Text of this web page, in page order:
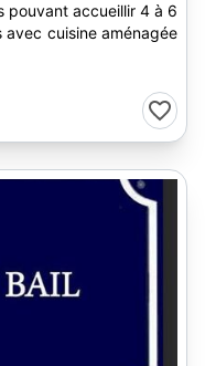
pouvant accueillir 4 à 6
avec cuisine aménagée